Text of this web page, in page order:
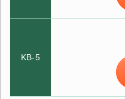
KB-5